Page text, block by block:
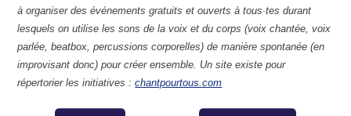
à organiser des événements gratuits et ouverts à tous·tes durant
lesquels on utilise les sons de la voix et du corps (voix chantée, voix
parlée, beatbox, percussions corporelles) de manière spontanée (en
improvisant donc) pour créer ensemble. Un site existe pour
répertorier les initiatives :chantpourtous.com